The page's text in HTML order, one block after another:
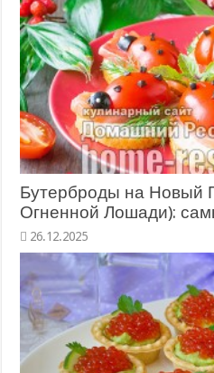
Бутерброды на Новый
Огненной Лошади):
26.12.2025